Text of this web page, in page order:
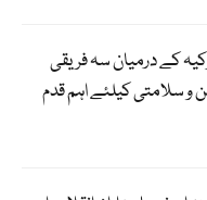
کے درمیان سہ فریقی
و سلامتی کیلئے اہم قدم